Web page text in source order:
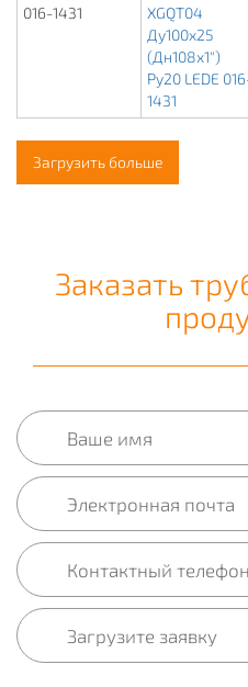
016-1431
XGQT04
Ду100х25
(Дн108х1")
Ру20 LEDE
1431
Загрузить больше
Заказать